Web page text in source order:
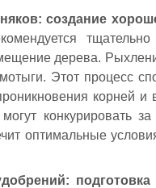
создание
дерева.
Этот процесс
корней
конкурировать
оптимальные